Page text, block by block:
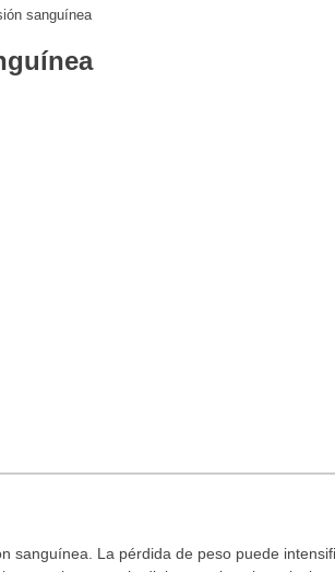
sanguínea
sanguínea. La pérdida de peso puede